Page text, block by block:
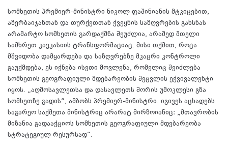
სომხეთის პრემიერ-მინისტრი ნიკოლ ფაშინიანის მტკიცებით,
აზერბაიჯანთან და თურქეთთან ქვეყნის საზღვრების გახსნას
არამარტო სომხეთის გარდაქმნა შეუძლია, არამედ მთელი
სამხრეთ კავკასიის ტრანსფორმაციაც. მისი თქმით, როცა
მშვიდობა დამყარდება და საზღვრებზე მკაცრი კონტროლი
გაუქმდება, ეს იქნება ისეთი მოვლენა, რომელიც შეიძლება
სომხეთის გეოგრაფიული მდებარეობის შეცვლის ექვივალენტი
იყოს. „აღმოსავლეთსა და დასავლეთს შორის უმოკლესი გზა
სომხეთზე გადის“, ამბობს პრემიერ-მინისტრი. იგივეს აცხადებს
საგარეო საქმეთა მინისტრიც არარატ მირზოიანიც: „მთავრობის
მიზანია გადააქციოს სომხეთის გეოგრაფიული მდებარეობა
სტრატეგიულ რესურსად“.